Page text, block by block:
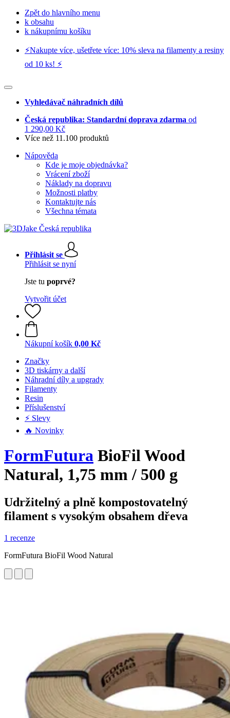
Zpět do hlavního menu
k obsahu
k nákupnímu košíku
⚡️Nakupte více, ušetřete více: 10% sleva na filamenty a resiny
od 10 ks! ⚡️
Vyhledávač náhradních dílů
Česká republika: Standardní doprava zdarma od
1 290,00 Kč
Více než 11.100 produktů
Nápověda
Kde je moje objednávka?
Vrácení zboží
Náklady na dopravu
Možnosti platby
Kontaktujte nás
Všechna témata
Přihlásit se
Přihlásit se nyní
Jste tu poprvé?
Vytvořit účet
Nákupní košík 0,00 Kč
Značky
3D tiskárny a další
Náhradní díly a upgrady
Filamenty
Resin
Příslušenství
⚡ Slevy
🔥 Novinky
FormFutura BioFil Wood
Natural, 1,75 mm / 500 g
Udržitelný a plně kompostovatelný
filament s vysokým obsahem dřeva
1 recenze
FormFutura BioFil Wood Natural